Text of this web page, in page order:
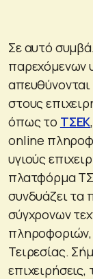
Σε αυτό
παρεχόμενων
απευθύνονται
στους
όπως το ΤΣΕΚ
online
υγιούς
πλατφόρμα
συνδυάζει τα
σύγχρονων
Τειρεσίας.